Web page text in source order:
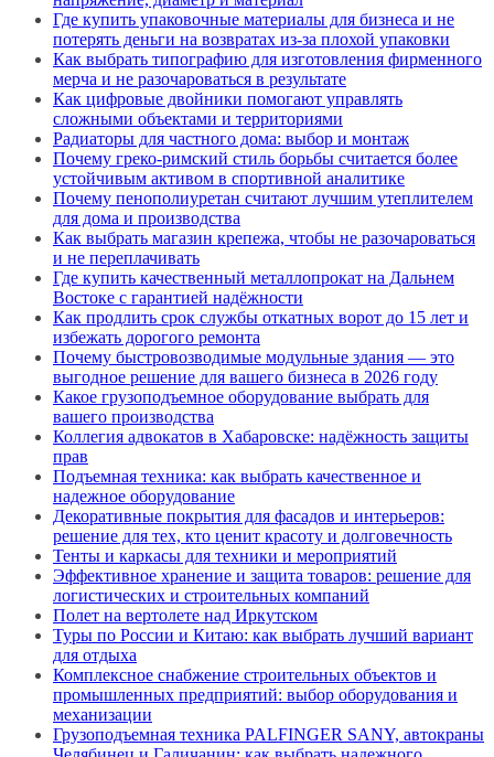
Где купить упаковочные материалы для бизнеса и не
потерять деньги на возвратах из-за плохой упаковки
Как выбрать типографию для изготовления фирменного
мерча и не разочароваться в результате
Как цифровые двойники помогают управлять
сложными объектами и территориями
Радиаторы для частного дома: выбор и монтаж
Почему греко-римский стиль борьбы считается более
устойчивым активом в спортивной аналитике
Почему пенополиуретан считают лучшим утеплителем
для дома и производства
Как выбрать магазин крепежа, чтобы не разочароваться
и не переплачивать
Где купить качественный металлопрокат на Дальнем
Востоке с гарантией надёжности
Как продлить срок службы откатных ворот до 15 лет и
избежать дорогого ремонта
Почему быстровозводимые модульные здания — это
выгодное решение для вашего бизнеса в 2026 году
Какое грузоподъемное оборудование выбрать для
вашего производства
Коллегия адвокатов в Хабаровске: надёжность защиты
прав
Подъемная техника: как выбрать качественное и
надежное оборудование
Декоративные покрытия для фасадов и интерьеров:
решение для тех, кто ценит красоту и долговечность
Тенты и каркасы для техники и мероприятий
Эффективное хранение и защита товаров: решение для
логистических и строительных компаний
Полет на вертолете над Иркутском
Туры по России и Китаю: как выбрать лучший вариант
для отдыха
Комплексное снабжение строительных объектов и
промышленных предприятий: выбор оборудования и
механизации
Грузоподъемная техника PALFINGER SANY, автокраны